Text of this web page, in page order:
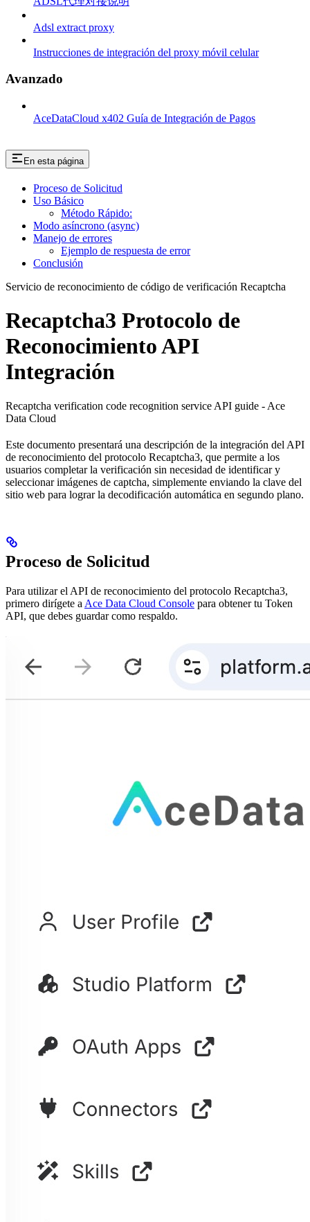
Adsl extract proxy
Instrucciones de integración del proxy móvil celular
Avanzado
AceDataCloud x402 Guía de Integración de Pagos
En esta página
Proceso de Solicitud
Uso Básico
Método Rápido:
Modo asíncrono (async)
Manejo de errores
Ejemplo de respuesta de error
Conclusión
Servicio de reconocimiento de código de verificación Recaptcha
Recaptcha3 Protocolo de
Reconocimiento API
Integración
Recaptcha verification code recognition service API guide - Ace
Data Cloud
Este documento presentará una descripción de la integración del API
de reconocimiento del protocolo Recaptcha3, que permite a los
usuarios completar la verificación sin necesidad de identificar y
seleccionar imágenes de captcha, simplemente enviando la clave del
sitio web para lograr la decodificación automática en segundo plano.
Proceso de Solicitud
Para utilizar el API de reconocimiento del protocolo Recaptcha3,
primero dirígete a Ace Data Cloud Console para obtener tu Token
API, que debes guardar como respaldo.